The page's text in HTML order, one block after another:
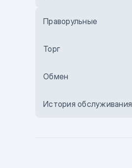
Бежевый
Комбинированный
Праворульные
Торг
Обмен
История обслуживания